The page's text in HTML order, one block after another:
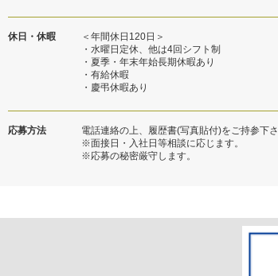
休日・休暇
＜年間休日120日＞
・水曜日定休、他は4回シフト制
・夏季・年末年始長期休暇あり
・有給休暇
・慶弔休暇あり
応募方法
電話連絡の上、履歴書(写真貼付)をご持参下さ
※面接日・入社日等相談に応じます。
※応募の秘密厳守します。